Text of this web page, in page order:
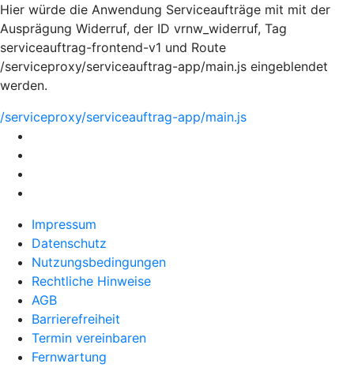
Hier würde die Anwendung Serviceaufträge mit mit der
Ausprägung Widerruf, der ID vrnw_widerruf, Tag
serviceauftrag-frontend-v1 und Route
/serviceproxy/serviceauftrag-app/main.js eingeblendet
werden.
/serviceproxy/serviceauftrag-app/main.js
Impressum
Datenschutz
Nutzungsbedingungen
Rechtliche Hinweise
AGB
Barrierefreiheit
Termin vereinbaren
Fernwartung